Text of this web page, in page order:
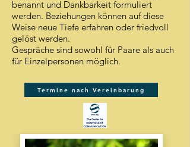
benannt und Dankbarkeit formuliert
werden. Beziehungen können auf diese
Weise neue Tiefe erfahren oder friedvoll
gelöst werden.
Gespräche sind sowohl für Paare als auch
für Einzelpersonen möglich.
Termine nach Vereinbarung